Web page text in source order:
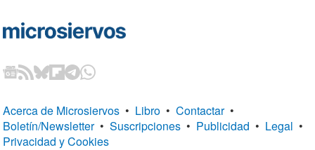
Acerca de Microsiervos • Libro • Contactar •
Boletín/Newsletter • Suscripciones • Publicidad • Legal •
Privacidad y Cookies